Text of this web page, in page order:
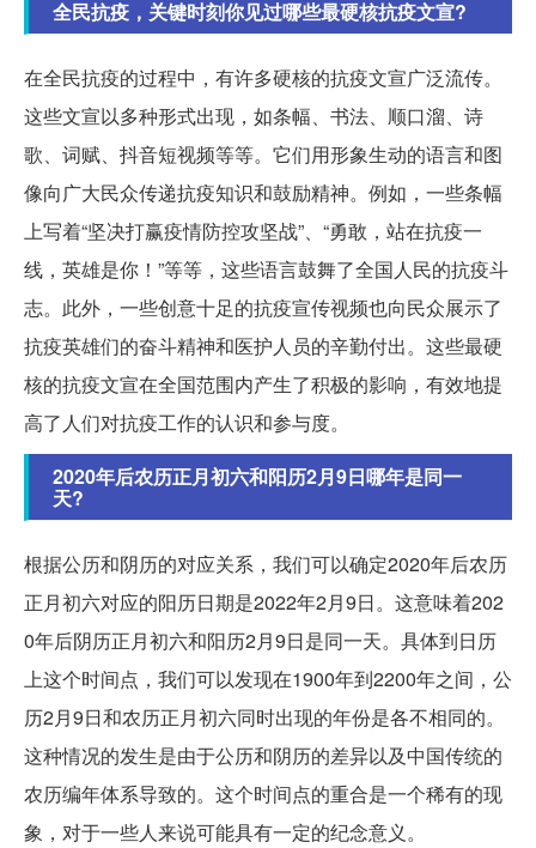
全民抗疫，关键时刻你见过哪些最硬核抗疫文宣?
在全民抗疫的过程中，有许多硬核的抗疫文宣广泛流传。
这些文宣以多种形式出现，如条幅、书法、顺口溜、诗
歌、词赋、抖音短视频等等。它们用形象生动的语言和图
像向广大民众传递抗疫知识和鼓励精神。例如，一些条幅
上写着“坚决打赢疫情防控攻坚战”、“勇敢，站在抗疫一
线，英雄是你！”等等，这些语言鼓舞了全国人民的抗疫斗
志。此外，一些创意十足的抗疫宣传视频也向民众展示了
抗疫英雄们的奋斗精神和医护人员的辛勤付出。这些最硬
核的抗疫文宣在全国范围内产生了积极的影响，有效地提
高了人们对抗疫工作的认识和参与度。
2020年后农历正月初六和阳历2月9日哪年是同一
天?
根据公历和阴历的对应关系，我们可以确定2020年后农历
正月初六对应的阳历日期是2022年2月9日。这意味着202
0年后阴历正月初六和阳历2月9日是同一天。具体到日历
上这个时间点，我们可以发现在1900年到2200年之间，公
历2月9日和农历正月初六同时出现的年份是各不相同的。
这种情况的发生是由于公历和阴历的差异以及中国传统的
农历编年体系导致的。这个时间点的重合是一个稀有的现
象，对于一些人来说可能具有一定的纪念意义。